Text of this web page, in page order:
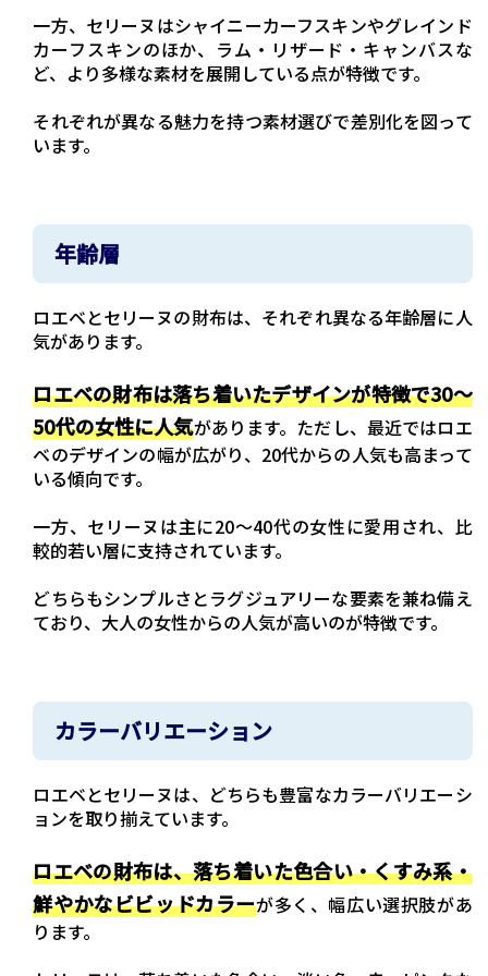
一方、セリーヌはシャイニーカーフスキンやグレインド
カーフスキンのほか、ラム・リザード・キャンバスな
ど、より多様な素材を展開している点が特徴です。
それぞれが異なる魅力を持つ素材選びで差別化を図って
います。
年齢層
ロエベとセリーヌの財布は、それぞれ異なる年齢層に人
気があります。
ロエベの財布は落ち着いたデザインが特徴で30～
50代の女性に人気があります。ただし、最近ではロエ
ベのデザインの幅が広がり、20代からの人気も高まって
いる傾向です。
一方、セリーヌは主に20～40代の女性に愛用され、比
較的若い層に支持されています。
どちらもシンプルさとラグジュアリーな要素を兼ね備え
ており、大人の女性からの人気が高いのが特徴です。
カラーバリエーション
ロエベとセリーヌは、どちらも豊富なカラーバリエーシ
ョンを取り揃えています。
ロエベの財布は、落ち着いた色合い・くすみ系・
鮮やかなビビッドカラーが多く、幅広い選択肢があ
ります。